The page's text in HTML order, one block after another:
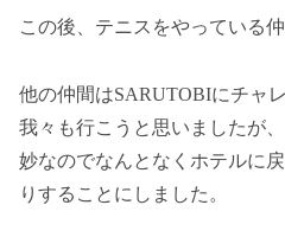
この後、テニスをやっている
他の仲間はSARUTOBIにチャ
我々も行こうと思いましたが
妙なのでなんとなくホテルに
りすることにしました。